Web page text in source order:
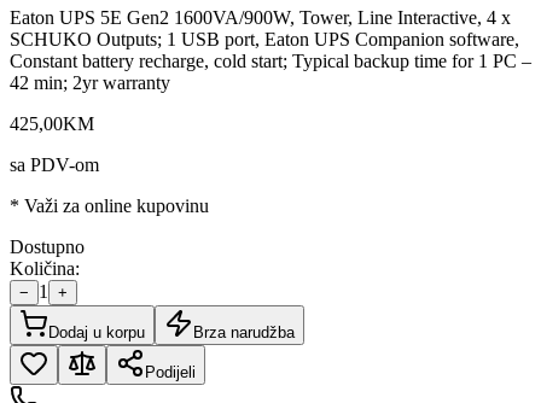
Eaton UPS 5E Gen2 1600VA/900W, Tower, Line Interactive, 4 x
SCHUKO Outputs; 1 USB port, Eaton UPS Companion software,
Constant battery recharge, cold start; Typical backup time for 1 PC –
42 min; 2yr warranty
425,00KM
sa PDV-om
* Važi za online kupovinu
Dostupno
Količina:
− 1 +
Dodaj u korpu Brza narudžba
Podijeli